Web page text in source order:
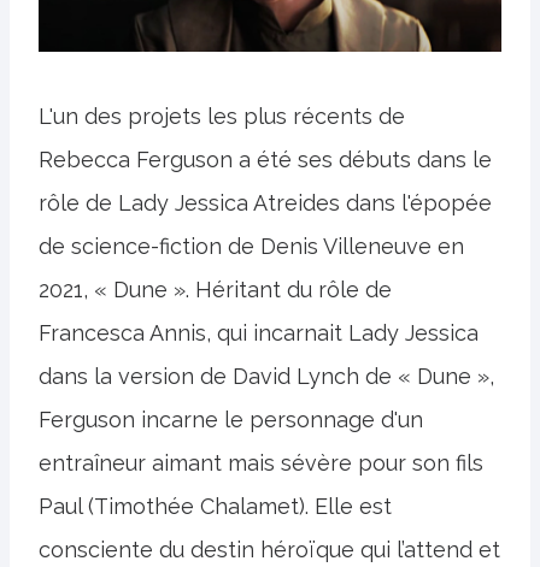
L'un des projets les plus récents de
Rebecca Ferguson a été ses débuts dans le
rôle de Lady Jessica Atreides dans l'épopée
de science-fiction de Denis Villeneuve en
2021, « Dune ». Héritant du rôle de
Francesca Annis, qui incarnait Lady Jessica
dans la version de David Lynch de « Dune »,
Ferguson incarne le personnage d'un
entraîneur aimant mais sévère pour son fils
Paul (Timothée Chalamet). Elle est
consciente du destin héroïque qui l’attend et